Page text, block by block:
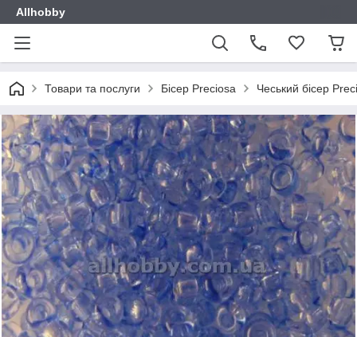
Allhobby
Товари та послуги Бісер Preciosa Чеський бісер